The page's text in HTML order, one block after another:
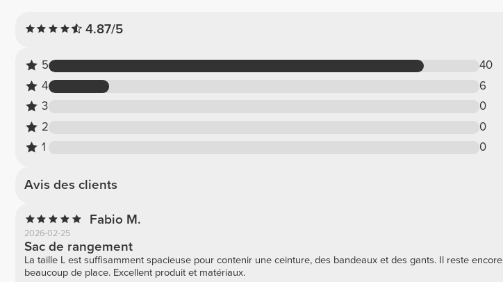
4.87/5
5
40
4
6
3
0
2
0
1
0
Avis des clients
Fabio M.
2026-02-25
Sac de rangement
La taille L est suffisamment spacieuse pour contenir une ceinture, des bandeaux et des gants. Il reste encore
beaucoup de place. Excellent produit et matériaux.